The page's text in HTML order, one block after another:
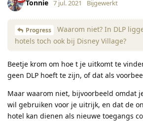
Tonnie 7 jul. 2021 Bijgewerkt
Progress
Waarom niet? In DLP
hotels toch ook bij Disney Village?
Beetje krom om hoe t je uitkomt te
geen DLP hoeft te zijn, of dat als
Maar waarom niet, bijvoorbeeld omdat
wil gebruiken voor je uitrijk, en dat de
hotel kan dienen als nieuwe toegangs